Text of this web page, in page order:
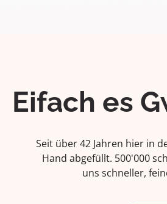
Eifach es
Seit über 42 Jahren hier in
Hand abgefüllt. 500'000
uns schneller,